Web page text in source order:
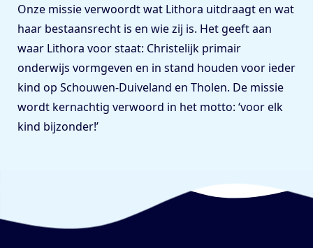
Onze missie verwoordt wat Lithora uitdraagt en wat
haar bestaansrecht is en wie zij is. Het geeft aan
waar Lithora voor staat: Christelijk primair
onderwijs vormgeven en in stand houden voor ieder
kind op Schouwen-Duiveland en Tholen. De missie
wordt kernachtig verwoord in het motto: ‘voor elk
kind bijzonder!’